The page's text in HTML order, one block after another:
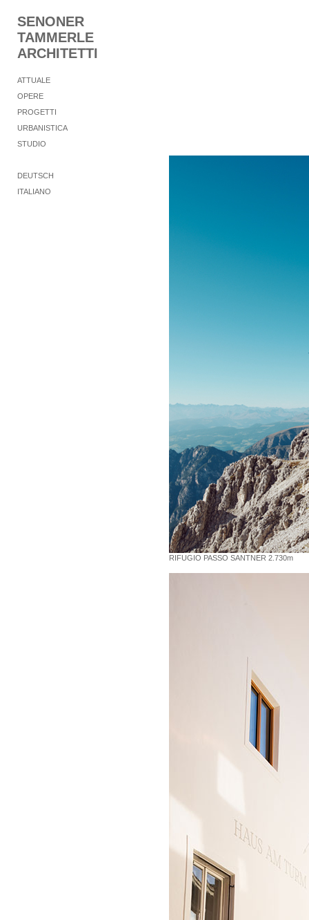
SENONER
TAMMERLE
ARCHITETTI
ATTUALE
OPERE
PROGETTI
URBANISTICA
STUDIO
DEUTSCH
ITALIANO
RIFUGIO PASSO SANTNER 2.730m